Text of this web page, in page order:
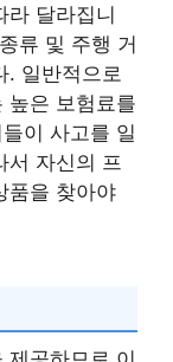
라 달라집니
류 및 주행 거
. 일반적으로
높은 보험료를
이 사고를 일
서 자신의 프
품을 찾아야